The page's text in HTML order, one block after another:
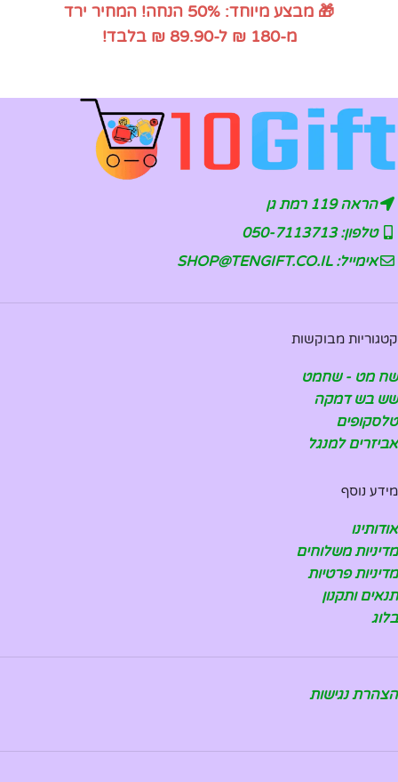
🎁 מבצע מיוחד: 50% הנחה! המחיר ירד
מ-180 ₪ ל-89.90 ₪ בלבד!
הראה 119 רמת גן
טלפון: 050-7113713
אימייל: SHOP@TENGIFT.CO.IL
קטגוריות מבוקשות
שח מט - שחמט
שש בש דמקה
טלסקופים
אביזרים למנגל
מידע נוסף
אודותינו
מדיניות משלוחים
מדיניות פרטיות
תנאים ותקנון
בלוג
הצהרת נגישות